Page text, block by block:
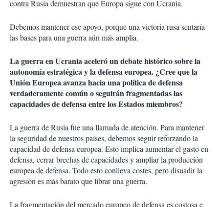
contra Rusia demuestran que Europa sigue con Ucrania.
Debemos mantener ese apoyo, porque una victoria rusa sentaría
las bases para una guerra aún más amplia.
La guerra en Ucrania aceleró un debate histórico sobre la
autonomía estratégica y la defensa europea. ¿Cree que la
Unión Europea avanza hacia una política de defensa
verdaderamente común o seguirán fragmentadas las
capacidades de defensa entre los Estados miembros?
La guerra de Rusia fue una llamada de atención. Para mantener
la seguridad de nuestros países, debemos seguir reforzando la
capacidad de defensa europea. Esto implica aumentar el gasto en
defensa, cerrar brechas de capacidades y ampliar la producción
europea de defensa. Todo esto conlleva costes, pero disuadir la
agresión es más barato que librar una guerra.
La fragmentación del mercado europeo de defensa es costosa e